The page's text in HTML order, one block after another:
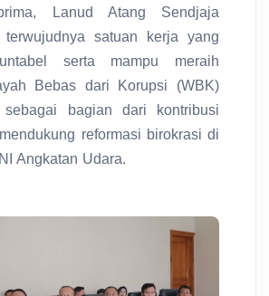
Lanud Atang Sendjaja
terwujudnya satuan kerja yang
serta mampu meraih
Bebas dari Korupsi (WBK)
bagian dari kontribusi
reformasi birokrasi di
Angkatan Udara.